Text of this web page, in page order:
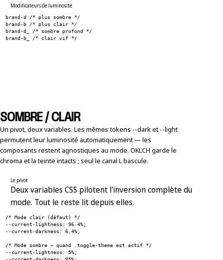
Modificateurs de luminosité
brand-d /* plus sombre */
brand-b /* plus clair */
brand-d_ /* sombre profond */
brand-b_ /* clair vif */
SOMBRE / CLAIR
Un pivot, deux variables. Les mêmes tokens --dark et --light
permutent leur luminosité automatiquement — les
composants restent agnostiques au mode. OKLCH garde le
chroma et la teinte intacts ; seul le canal L bascule.
Le pivot
Deux variables CSS pilotent l'inversion complète du
mode. Tout le reste lit depuis elles.
/* Mode clair (défaut) */
--current-lightness: 96.4%;
--current-darkness: 6.4%;
/* Mode sombre — quand .toggle-theme est actif */
--current-lightness: 5%;